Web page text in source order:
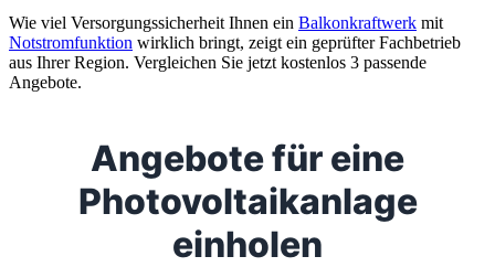
Wie viel Versorgungssicherheit Ihnen ein Balkonkraftwerk mit
Notstromfunktion wirklich bringt, zeigt ein geprüfter Fachbetrieb
aus Ihrer Region. Vergleichen Sie jetzt kostenlos 3 passende
Angebote.
Angebote für eine
Photovoltaikanlage
einholen